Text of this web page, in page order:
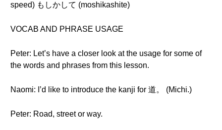
speed) もしかして (moshikashite)
VOCAB AND PHRASE USAGE
Peter: Let’s have a closer look at the usage for some of
the words and phrases from this lesson.
Naomi: I’d like to introduce the kanji for 道。 (Michi.)
Peter: Road, street or way.